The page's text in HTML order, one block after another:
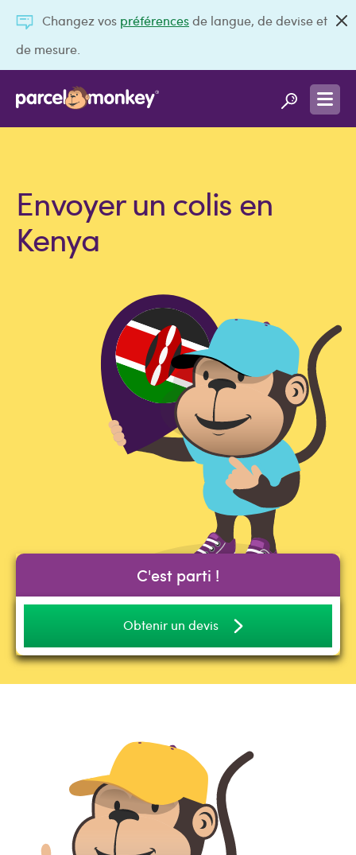
Changez vos préférencesde langue, de devise et
de mesure.
Envoyer un colis en
Kenya
C'est parti !
Obtenir un devis